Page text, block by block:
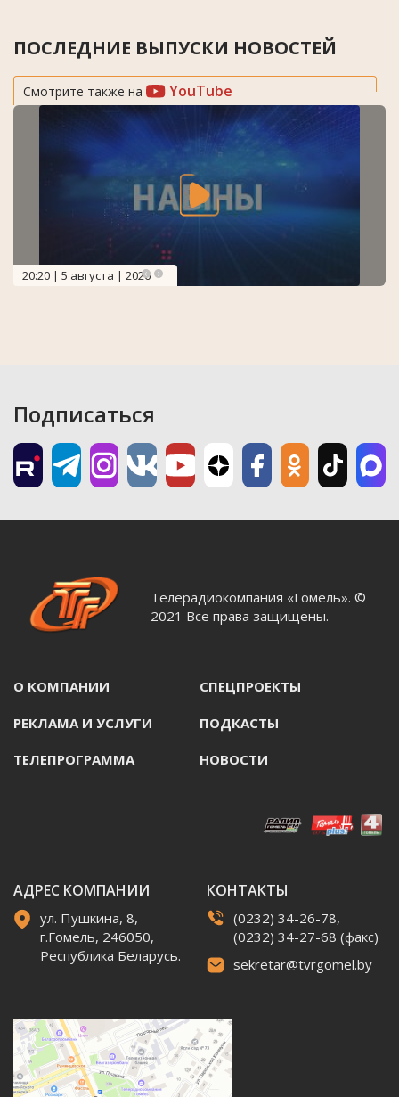
ПОСЛЕДНИЕ ВЫПУСКИ НОВОСТЕЙ
Смотрите также на YouTube
20:20 | 5 августа | 2026
Подписаться
Телерадиокомпания «Гомель». ©
2021 Все права защищены.
О КОМПАНИИ СПЕЦПРОЕКТЫ
РЕКЛАМА И УСЛУГИ ПОДКАСТЫ
ТЕЛЕПРОГРАММА НОВОСТИ
АДРЕС КОМПАНИИ
ул. Пушкина, 8,
г.Гомель, 246050,
Республика Беларусь.
КОНТАКТЫ
(0232) 34-26-78,
(0232) 34-27-68 (факс)
sekretar@tvrgomel.by